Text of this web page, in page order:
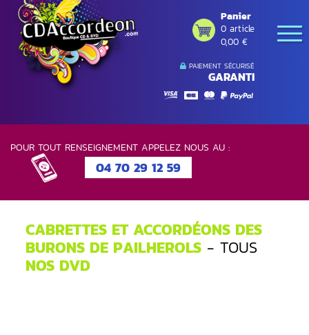
PAIEMENT SÉCURISÉ
GARANTI
Panier
0 article
0,00 €
POUR TOUT RENSEIGNEMENT APPELEZ NOUS AU :
04 70 29 12 59
CABRETTES ET ACCORDÉONS DES
BURONS DE PAILHEROLS - TOUS
NOS DVD